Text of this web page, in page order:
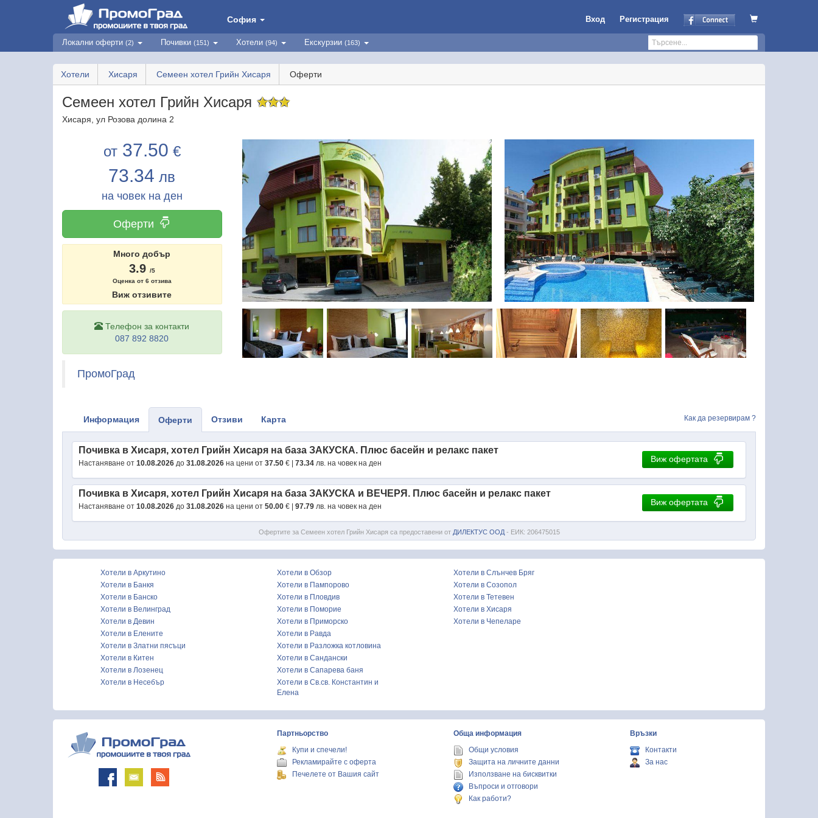
София Вход Регистрация
Локални оферти (2) Почивки (151) Хотели (94) Екскурзии (163)
Хотели Хисаря Семеен хотел Грийн Хисаря Оферти
Семеен хотел Грийн Хисаря ✩✩✩
Хисаря, ул Розова долина 2
от37.50 €
73.34 лв
на човек на ден
Оферти
Много добър
3.9 /5
Оценка от 6отзива
Виж отзивите
Телефон за контакти
087 892 8820
ПромоГрад
Информация Оферти Отзиви Карта Как да резервирам ?
Почивка в Хисаря, хотел Грийн Хисаря на база ЗАКУСКА. Плюс басейн и релакс пакет
Настаняване от 10.08.2026 до 31.08.2026 на цени от 37.50 € | 73.34 лв. на човек на ден Виж офертата
Почивка в Хисаря, хотел Грийн Хисаря на база ЗАКУСКА и ВЕЧЕРЯ. Плюс басейн и релакс пакет
Настаняване от 10.08.2026 до 31.08.2026 на цени от 50.00 € | 97.79 лв. на човек на ден Виж офертата
Офертите за Семеен хотел Грийн Хисаря са предоставени от ДИЛЕКТУС ООД- ЕИК: 206475015
Хотели в Аркутино
Хотели в Банкя
Хотели в Банско
Хотели в Велинград
Хотели в Девин
Хотели в Елените
Хотели в Златни пясъци
Хотели в Китен
Хотели в Лозенец
Хотели в Несебър
Хотели в Обзор
Хотели в Пампорово
Хотели в Пловдив
Хотели в Поморие
Хотели в Приморско
Хотели в Равда
Хотели в Разложка котловина
Хотели в Сандански
Хотели в Сапарева баня
Хотели в Св.св. Константин и
Елена
Хотели в Слънчев Бряг
Хотели в Созопол
Хотели в Тетевен
Хотели в Хисаря
Хотели в Чепеларе
Партньорство
Купи и спечели!
Рекламирайте с оферта
Печелете от Вашия сайт
Обща информация
Общи условия
Защита на личните данни
Използване на бисквитки
Въпроси и отговори
Как работи?
Връзки
Контакти
За нас